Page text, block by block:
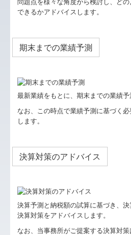
問題点を様々な角度から検討し、ど
できるかアドバイスします。
期末までの業績予測
最新業績をもとに、期末までの業績予
なお、この時点で業績予測に基づく
します。
決算対策のアドバイス
決算予測と納税額の試算に基づき、
決算対策をアドバイスします。
なお、当事務所がご提案する決算対